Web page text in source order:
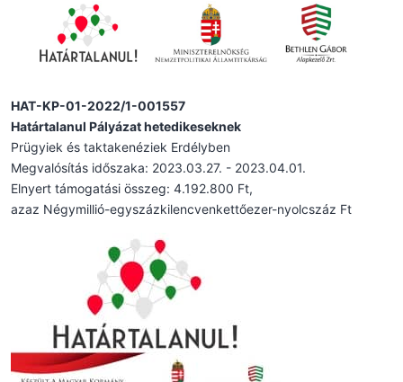
HAT-KP-01-2022/1-001557
Határtalanul Pályázat hetedikeseknek
Prügyiek és taktakenéziek Erdélyben
Megvalósítás időszaka: 2023.03.27. - 2023.04.01.
Elnyert támogatási összeg: 4.192.800 Ft,
azaz Négymillió-egyszázkilencvenkettőezer-nyolcszáz Ft